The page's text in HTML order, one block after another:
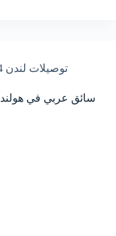
توصيلات لندن 24
سائق عربي في هولندا